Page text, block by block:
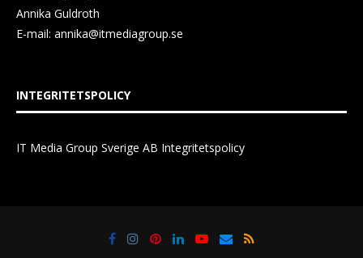
Annika Guldroth
E-mail: annika@itmediagroup.se
INTEGRITETSPOLICY
IT Media Group Sverige AB Integritetspolicy